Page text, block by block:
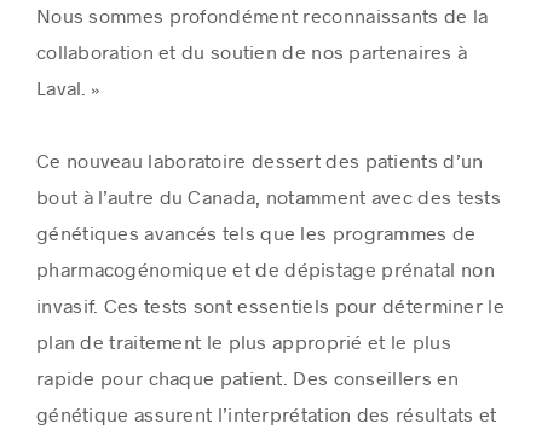
Nous sommes profondément reconnaissants de la
collaboration et du soutien de nos partenaires à
Laval. »
Ce nouveau laboratoire dessert des patients d’un
bout à l’autre du Canada, notamment avec des tests
génétiques avancés tels que les programmes de
pharmacogénomique et de dépistage prénatal non
invasif. Ces tests sont essentiels pour déterminer le
plan de traitement le plus approprié et le plus
rapide pour chaque patient. Des conseillers en
génétique assurent l’interprétation des résultats et